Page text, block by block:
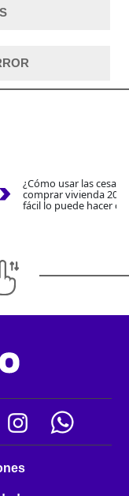
¿Cómo usar las
comprar vivienda
fácil lo puede hacer